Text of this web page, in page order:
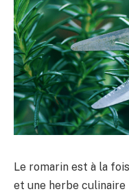
Le romarin est à la
et une herbe